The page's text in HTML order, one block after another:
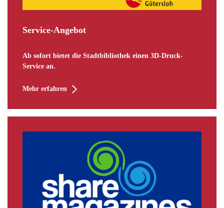
Service-Angebot
Ab sofort bietet die Stadtbibliothek einen 3D-Druck-
Service an.
Mehr erfahren